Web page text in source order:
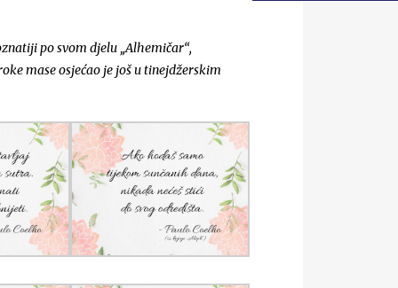
po svom djelu „Alhemičar“,
mase osjećao je još u tinejdžerskim